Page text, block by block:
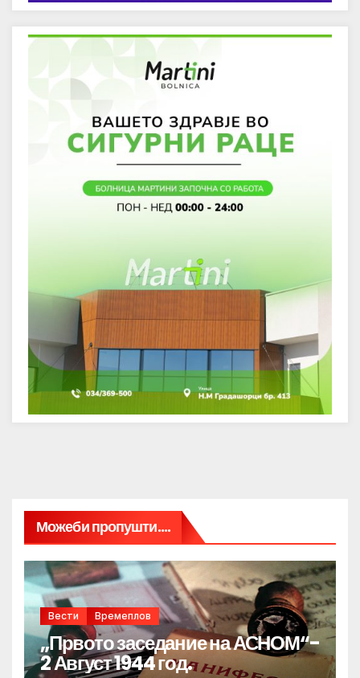
Можеби пропушти....
Вести Времеплов
„Првото заседание на АСНОМ“-
2 Август 1944 год.